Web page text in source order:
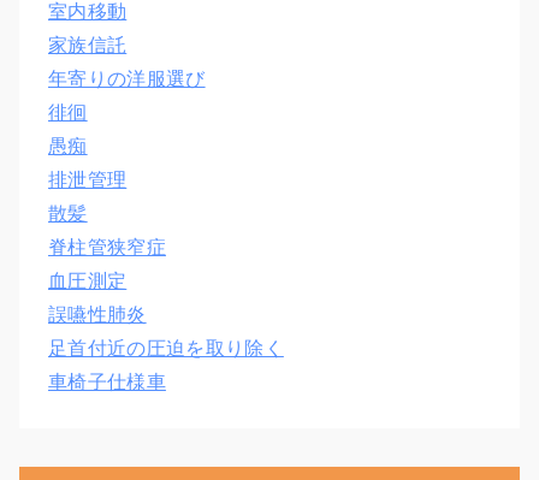
室内移動
家族信託
年寄りの洋服選び
徘徊
愚痴
排泄管理
散髪
脊柱管狭窄症
血圧測定
誤嚥性肺炎
足首付近の圧迫を取り除く
車椅子仕様車